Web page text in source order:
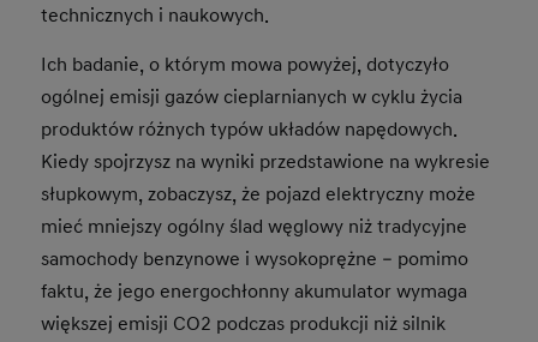
technicznych i naukowych.
Ich badanie, o którym mowa powyżej, dotyczyło
ogólnej emisji gazów cieplarnianych w cyklu życia
produktów różnych typów układów napędowych.
Kiedy spojrzysz na wyniki przedstawione na wykresie
słupkowym, zobaczysz, że pojazd elektryczny może
mieć mniejszy ogólny ślad węglowy niż tradycyjne
samochody benzynowe i wysokoprężne – pomimo
faktu, że jego energochłonny akumulator wymaga
większej emisji CO2 podczas produkcji niż silnik